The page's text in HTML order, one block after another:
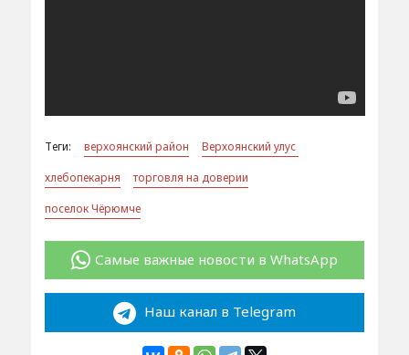
Теги: верхоянский район
Верхоянский улус
хлебопекарня
торговля на доверии
поселок Чёрюмче
Самые важные новости в WhatsApp
Наш канал в Telegram